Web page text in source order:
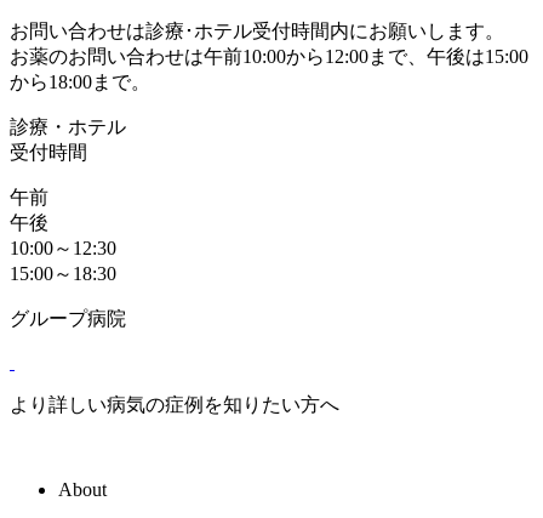
お問い合わせは診療･ホテル受付時間内にお願いします。
お薬のお問い合わせは午前10:00から12:00まで、午後は15:00
から18:00まで。
診療・ホテル
受付時間
午前
午後
10:00～12:30
15:00～18:30
グループ病院
より詳しい病気の症例を知りたい方へ
About